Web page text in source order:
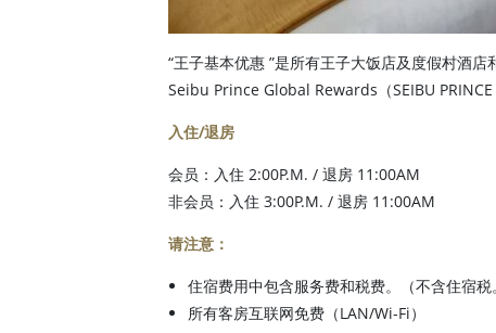
“王子基本优惠 ”是所有王子大饭店及度假村酒店
Seibu Prince Global Rewards（SEIBU PRINCE
入住/退房
会员：入住 2:00P.M. / 退房 11:00AM
非会员：入住 3:00P.M. / 退房 11:00AM
请注意：
住宿费用中包含服务费和税费。（不含住宿税
所有客房互联网免费（LAN/Wi-Fi）